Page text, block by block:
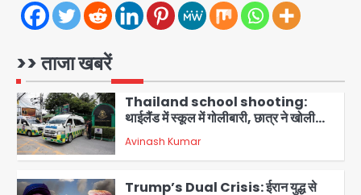
>> ताजा खबरें
1
दिल्ली-एनसीआर में बारिश से जनजीवन बेहाल,
उत्तराखंड और यूपी में बाढ़ का कहर, गंगा समेत
2
Thailand school shooting:
थाईलैंड में स्कूल में गोलीबारी, छात्र ने खोली
Avinash Kumar
Trump’s Dual Crisis: ईरान युद्ध से